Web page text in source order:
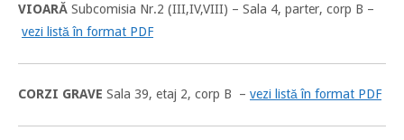
VIOARĂ Subcomisia Nr.2 (III,IV,VIII) – Sala 4, parter, corp B –
vezi listă în format PDF
CORZI GRAVE Sala 39, etaj 2, corp B – vezi listă în format PDF